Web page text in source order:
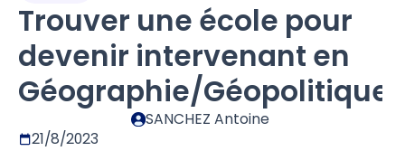
Trouver une école pour
devenir intervenant en
Géographie/Géopolitique
SANCHEZ Antoine
21/8/2023